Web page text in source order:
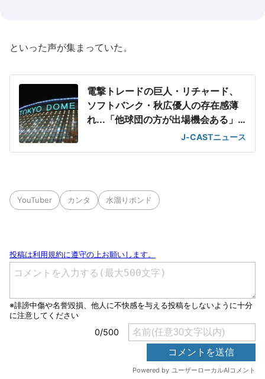
といった声が集まっていた。
電撃トレードの巨人・リチャード、
ソフトバンク・秋広優人の存在感薄
れ...「他球団の方が出場機会ある」
J-CASTニュース
YouTuber カンタ 水溜りボンド